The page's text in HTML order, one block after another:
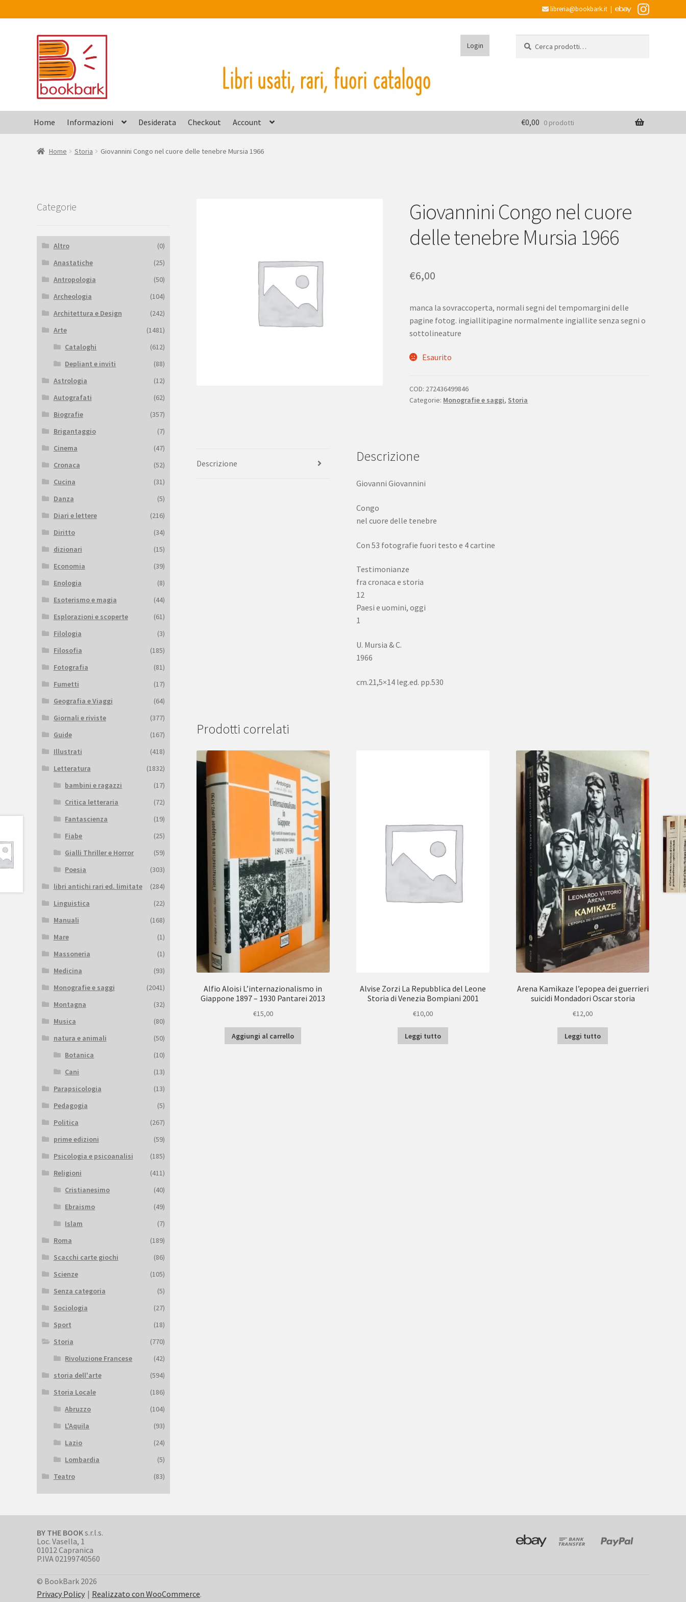
libreria@bookbark.it|
Vai
alla
navigazione
Vai
al
contenuto
Login
Home Informazioni Desiderata Checkout Account €0,00 0 prodotti
Home Storia Giovannini Congo nel cuore delle tenebre Mursia 1966
Giovannini Congo nel cuore
delle tenebre Mursia 1966
€6,00
manca la sovraccoperta, normali segni del tempomargini delle
pagine fotog. ingiallitipagine normalmente ingiallite senza segni o
sottolineature
Esaurito
COD: 272436499846
Categorie: Monografie e saggi, Storia
Descrizione Descrizione
Giovanni Giovannini
Congo
nel cuore delle tenebre
Con 53 fotografie fuori testo e 4 cartine
Testimonianze
fra cronaca e storia
12
Paesi e uomini, oggi
1
U. Mursia & C.
1966
cm.21,5×14 leg.ed. pp.530
Prodotti correlati
Alfio Aloisi L’internazionalismo in
Giappone 1897 – 1930 Pantarei 2013
€15,00
Aggiungi al carrello
Alvise Zorzi La Repubblica del Leone
Storia di Venezia Bompiani 2001
€10,00
Leggi tutto
Arena Kamikaze l’epopea dei guerrieri
suicidi Mondadori Oscar storia
€12,00
Leggi tutto
Categorie
Altro
(0)
Anastatiche
(25)
Antropologia
(50)
Archeologia
(104)
Architettura e Design
(242)
Arte
(1481)
Cataloghi
(612)
Depliant e inviti
(88)
Astrologia
(12)
Autografati
(62)
Biografie
(357)
Brigantaggio
(7)
Cinema
(47)
Cronaca
(52)
Cucina
(31)
Danza
(5)
Diari e lettere
(216)
Diritto
(34)
dizionari
(15)
Economia
(39)
Enologia
(8)
Esoterismo e magia
(44)
Esplorazioni e scoperte
(61)
Filologia
(3)
Filosofia
(185)
Fotografia
(81)
Fumetti
(17)
Geografia e Viaggi
(64)
Giornali e riviste
(377)
Guide
(167)
Illustrati
(418)
Letteratura
(1832)
bambini e ragazzi
(17)
Critica letteraria
(72)
Fantascienza
(19)
Fiabe
(25)
Gialli Thriller e Horror
(59)
Poesia
(303)
libri antichi rari ed. limitate
(284)
Linguistica
(22)
Manuali
(168)
Mare
(1)
Massoneria
(1)
Medicina
(93)
Monografie e saggi
(2041)
Montagna
(32)
Musica
(80)
natura e animali
(50)
Botanica
(10)
Cani
(13)
Parapsicologia
(13)
Pedagogia
(5)
Politica
(267)
prime edizioni
(59)
Psicologia e psicoanalisi
(185)
Religioni
(411)
Cristianesimo
(40)
Ebraismo
(49)
Islam
(7)
Roma
(189)
Scacchi carte giochi
(86)
Scienze
(105)
Senza categoria
(5)
Sociologia
(27)
Sport
(18)
Storia
(770)
Rivoluzione Francese
(42)
storia dell'arte
(594)
Storia Locale
(186)
Abruzzo
(104)
L'Aquila
(93)
Lazio
(24)
Lombardia
(5)
Teatro
(83)
BY THE BOOKs.r.l.s.
Loc. Vasella, 1
01012 Capranica
P.IVA 02199740560
© BookBark 2026
Privacy Policy
Realizzato con WooCommerce.